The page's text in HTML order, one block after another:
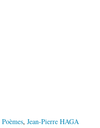
Poèmes, Jean-Pierre HAGA